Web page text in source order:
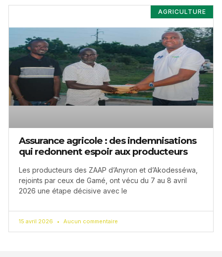
AGRICULTURE
Assurance agricole : des indemnisations
qui redonnent espoir aux producteurs
Les producteurs des ZAAP d’Anyron et d’Akodesséwa,
rejoints par ceux de Gamé, ont vécu du 7 au 8 avril
2026 une étape décisive avec le
15 avril 2026 Aucun commentaire